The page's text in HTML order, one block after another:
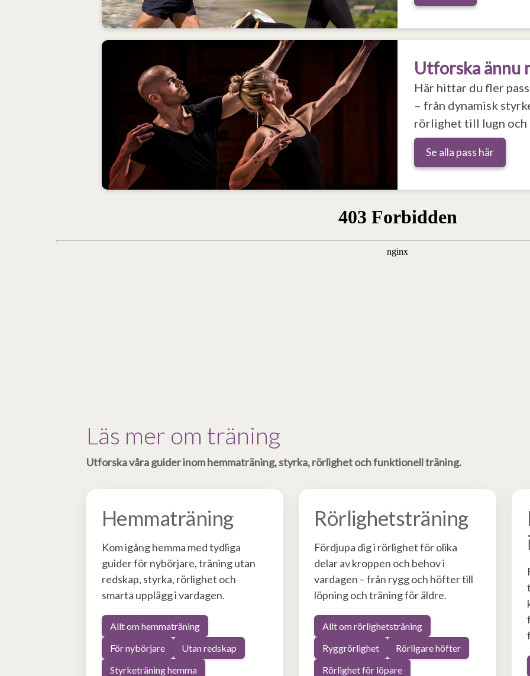
Utforska ännu
Här hittar du fler
– från dynamisk
rörlighet till lugn och
Se alla pass här
Läs mer om träning
Utforska våra guider inom hemmaträning, styrka, rörlighet och funktionell träning.
Hemmaträning
Kom igång hemma med tydliga
guider för nybörjare, träning utan
redskap, styrka, rörlighet och
smarta upplägg i vardagen.
Allt om hemmaträning
För nybörjare
Utan redskap
Styrketräning hemma
Rörlighetsträning
Fördjupa dig i rörlighet för olika
delar av kroppen och behov i
vardagen – från rygg och höfter till
löpning och träning för äldre.
Allt om rörlighetsträning
Ryggrörlighet
Rörligare höfter
Rörlighet för löpare